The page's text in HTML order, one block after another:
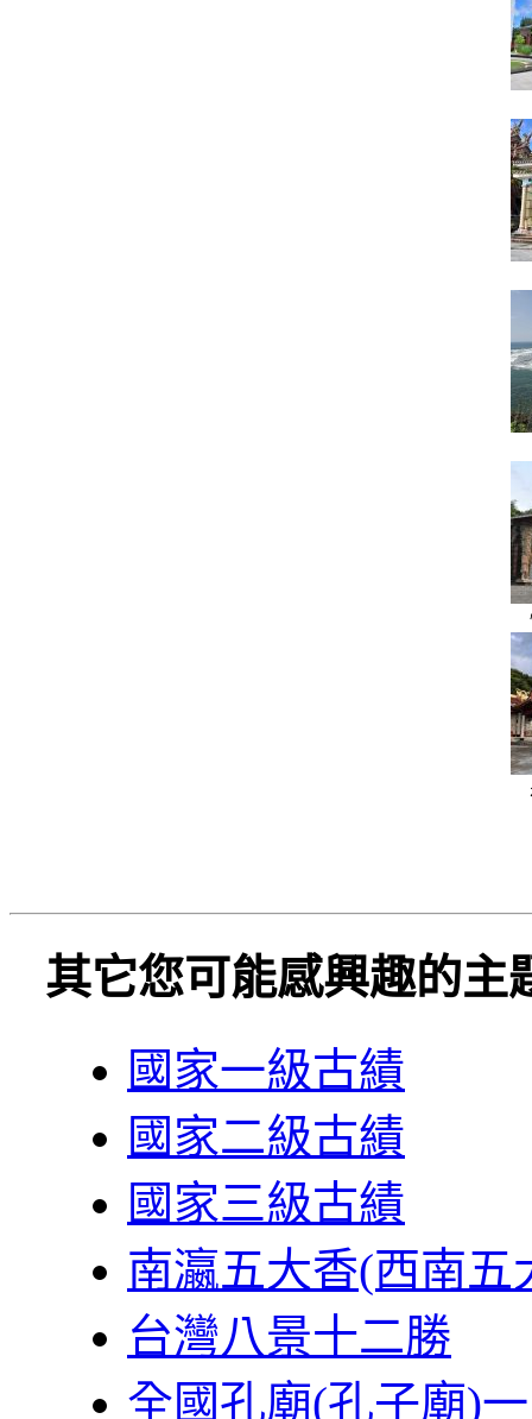
其它您可能感興趣的主
國家一級古績
國家二級古績
國家三級古績
南瀛五大香(西南五
台灣八景十二勝
全國孔廟(孔子廟)